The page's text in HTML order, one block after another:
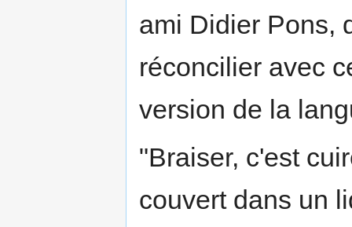
ami Didier Pons,
réconcilier avec
version de la
"Braiser, c'est
couvert dans un